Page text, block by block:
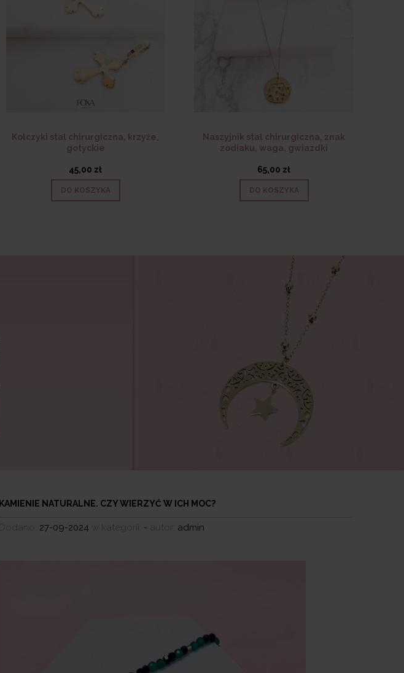
Kolczyki stal chirurgiczna, krzyże,
gotyckie
45,00 zł
DO KOSZYKA
Naszyjnik stal chirurgiczna, znak
zodiaku, waga, gwiazdki
65,00 zł
DO KOSZYKA
KAMIENIE NATURALNE. CZY WIERZYĆ W ICH MOC?
27-09-2024 - admin